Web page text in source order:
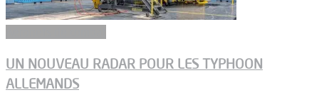
UN NOUVEAU RADAR POUR LES TYPHOON
ALLEMANDS